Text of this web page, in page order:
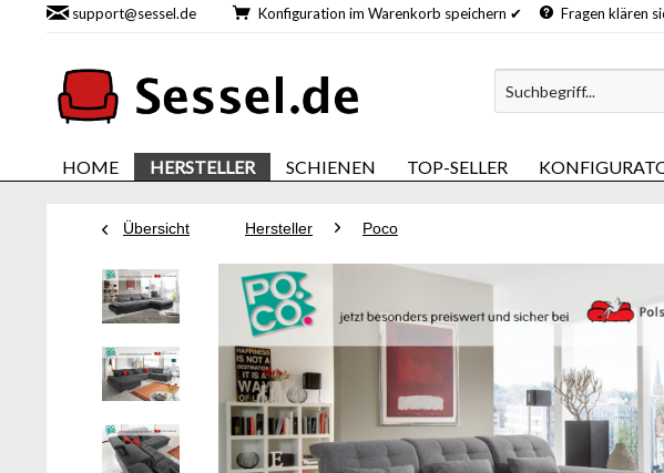
support@sessel.de Konfiguration im Warenkorb speichern ✔ Fragen klären
HOME HERSTELLER SCHIENEN TOP-SELLER
Übersicht Hersteller Poco